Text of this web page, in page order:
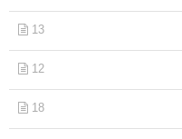
13
12
18